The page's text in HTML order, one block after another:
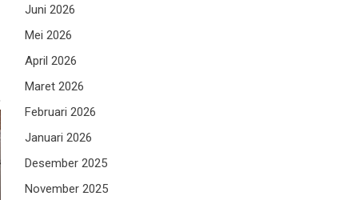
Juni 2026
Mei 2026
April 2026
Maret 2026
Februari 2026
Januari 2026
Desember 2025
November 2025